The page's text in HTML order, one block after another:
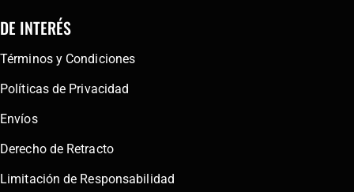
DE INTERÉS
Términos y Condiciones
Políticas de Privacidad
Envíos
Derecho de Retracto
Limitación de Responsabilidad